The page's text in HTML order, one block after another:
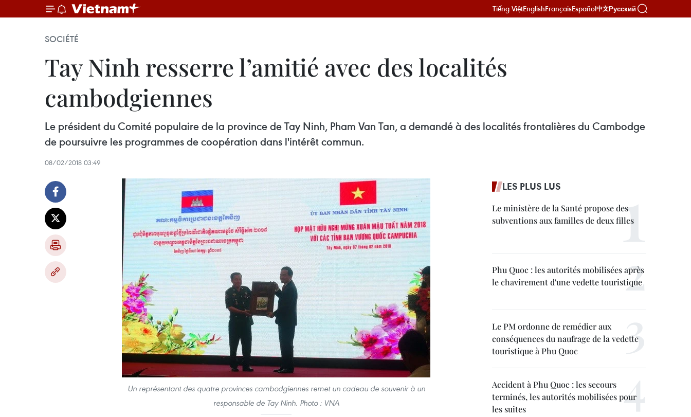
Tiếng ViệtEnglishFrançaisEspañol中文Русский
SOCIÉTÉ
Tay Ninh resserre l’amitié avec des localités
cambodgiennes
Le président du Comité populaire de la province de Tay Ninh, Pham Van Tan, a demandé à des localités frontalières du Cambodge
de poursuivre les programmes de coopération dans l'intérêt commun.
08/02/2018 03:49
Un représentant des quatre provinces cambodgiennes remet un cadeau de souvenir à un
responsable de Tay Ninh. Photo : VNA
LES PLUS LUS
Le ministère de la Santé propose des
subventions aux familles de deux filles
Phu Quoc : les autorités mobilisées après
le chavirement d'une vedette touristique
Le PM ordonne de remédier aux
conséquences du naufrage de la vedette
touristique à Phu Quoc
Accident à Phu Quoc : les secours
terminés, les autorités mobilisées pour
les suites